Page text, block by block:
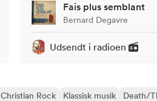
Fais plus semblant
Bernard Degavre
Udsendt i radioen
Christian Rock Klassisk musik
Death/